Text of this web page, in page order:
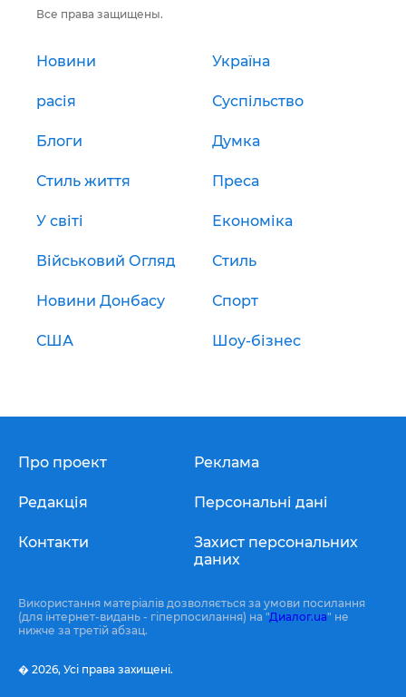
Все права защищены.
Новини Україна
расія Суспільство
Блоги Думка
Стиль життя Преса
У світі Економіка
Військовий Огляд Стиль
Новини Донбасу Спорт
США Шоу-бізнес
Про проект
Редакція
Контакти
Реклама
Персональні дані
Захист персональних
даних
Використання матеріалів дозволяється за умови посилання
(для інтернет-видань - гіперпосилання) на "Диалог.ua" не
нижче за третій абзац.
� 2026, Усі права захищені.